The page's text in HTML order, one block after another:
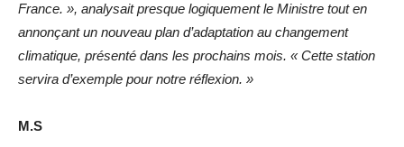
France. », analysait presque logiquement le Ministre tout en
annonçant un nouveau plan d’adaptation au changement
climatique, présenté dans les prochains mois. « Cette station
servira d’exemple pour notre réflexion. »
M.S